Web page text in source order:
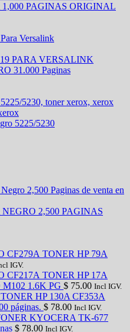
1,000 PAGINAS ORIGINAL
PARA VERSALINK
31.000 Paginas
5225/5230
2,500 PAGINAS
TONER HP 79A
IGV.
TONER HP 17A
1.6K PG $ 75.00 Incl IGV.
TONER HP 130A CF353A
páginas. $ 78.00 Incl IGV.
KYOCERA TK-677
$ 78.00 Incl IGV.